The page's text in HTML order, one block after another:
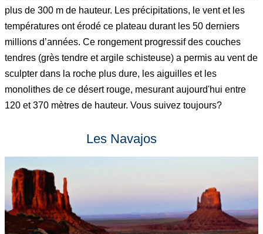
plus de 300 m de hauteur. Les précipitations, le vent et les
températures ont érodé ce plateau durant les 50 derniers
millions d’années. Ce rongement progressif des couches
tendres (grès tendre et argile schisteuse) a permis au vent de
sculpter dans la roche plus dure, les aiguilles et les
monolithes de ce désert rouge, mesurant aujourd'hui entre
120 et 370 mètres de hauteur. Vous suivez toujours?
Les Navajos